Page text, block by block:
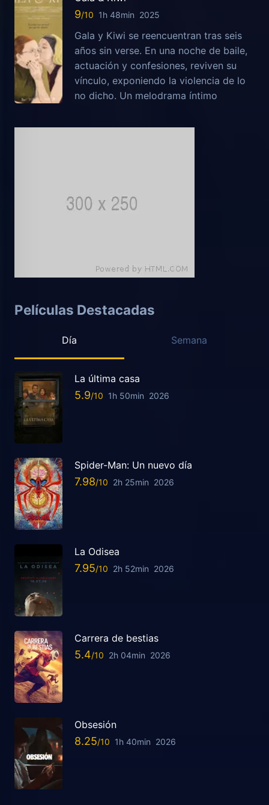
9 1h 48min 2025
Gala y Kiwi se reencuentran tras seis
años sin verse. En una noche de baile,
actuación y confesiones, reviven su
vínculo, exponiendo la violencia de lo
no dicho. Un melodrama íntimo
Películas Destacadas
Día Semana
La última casa
5.9 1h 50min 2026
Spider-Man: Un nuevo día
7.98 2h 25min 2026
La Odisea
7.95 2h 52min 2026
Carrera de bestias
5.4 2h 04min 2026
Obsesión
8.25 1h 40min 2026